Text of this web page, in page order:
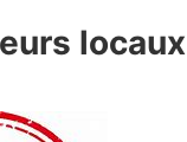
locaux